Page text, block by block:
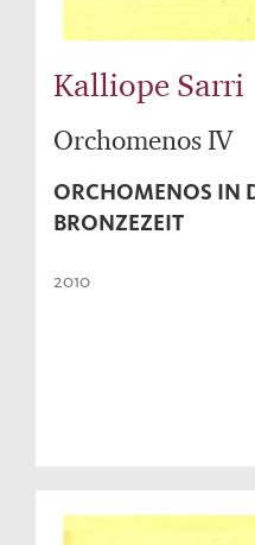
Kalliope Sarri
Orchomenos IV
ORCHOMENOS IN
BRONZEZEIT
2010